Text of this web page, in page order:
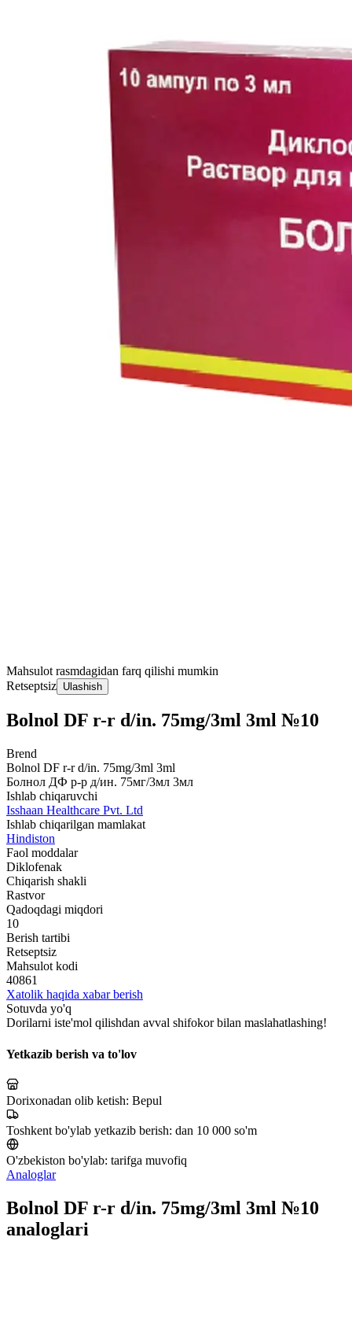
Mahsulot rasmdagidan farq qilishi mumkin
Retseptsiz Ulashish
Bolnol DF r-r d/in. 75mg/3ml 3ml №10
Brend
Bolnol DF r-r d/in. 75mg/3ml 3ml
Болнол ДФ р-р д/ин. 75мг/3мл 3мл
Ishlab chiqaruvchi
Isshaan Healthcare Pvt. Ltd
Ishlab chiqarilgan mamlakat
Hindiston
Faol moddalar
Diklofenak
Chiqarish shakli
Rastvor
Qadoqdagi miqdori
10
Berish tartibi
Retseptsiz
Mahsulot kodi
40861
Xatolik haqida xabar berish
Sotuvda yo'q
Dorilarni iste'mol qilishdan avval shifokor bilan maslahatlashing!
Yetkazib berish va to'lov
Dorixonadan olib ketish: Bepul
Toshkent bo'ylab yetkazib berish: dan 10 000 so'm
O'zbekiston bo'ylab: tarifga muvofiq
Analoglar
Bolnol DF r-r d/in. 75mg/3ml 3ml №10
analoglari